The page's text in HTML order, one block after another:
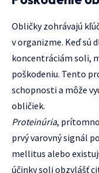
Obličky zohrávajú
v organizme. Keď sú
koncentráciám soli,
poškodeniu. Tento
schopnosti a môže
obličiek.
Proteinúria,
prvý varovný signál
mellitus alebo
účinky soli obzvlášť